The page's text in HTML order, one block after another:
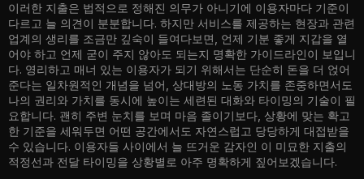
이러한 지출은 법적으로 정해진 의무가 아니기에 이용자마다 기준이
다르고 늘 의견이 분분합니다. 하지만 서비스를 제공하는 현장과 관련
업계의 생리를 조금만 깊숙이 들여다보면, 언제 기분 좋게 지갑을 열
어야 하고 언제 굳이 주지 않아도 되는지 명확한 가이드라인이 보입니
다. 영리하고 매너 있는 이용자가 되기 위해서는 단순히 돈을 더 얹어
준다는 일차원적인 개념을 넘어, 상대방의 노동 가치를 존중하면서도
나의 권리와 가치를 동시에 높이는 세련된 대화와 타이밍의 기술이 필
요합니다. 괜히 주변 눈치를 보며 마음 졸이기보다, 상황에 맞는 확고
한 기준을 세워두면 어떤 공간에서도 자연스럽고 당당하게 대접받을
수 있습니다. 이용자들 사이에서 늘 뜨거운 감자인 이 미묘한 지출의
적정선과 전달 타이밍을 상황별로 아주 명확하게 짚어보겠습니다.